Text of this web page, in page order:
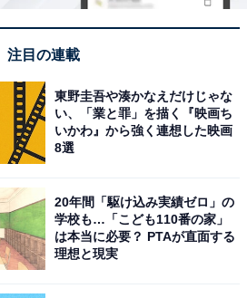
注目の連載
東野圭吾や湊かなえだけじゃな
い、「業と罪」を描く『映画ち
いかわ』から強く連想した映画
8選
20年間「駆け込み実績ゼロ」の
学校も…「こども110番の家」
は本当に必要？ PTAが直面する
理想と現実